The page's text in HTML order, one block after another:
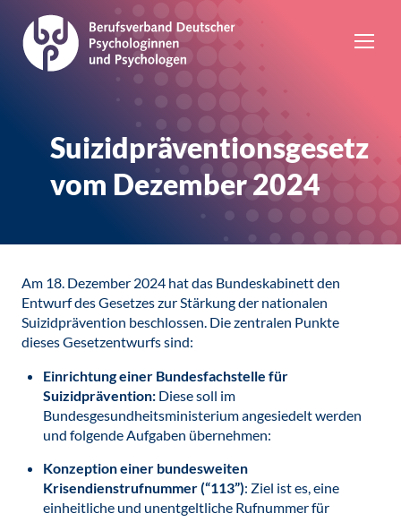
Suizidpräventionsgesetz
vom Dezember 2024
Am 18. Dezember 2024 hat das Bundeskabinett den
Entwurf des Gesetzes zur Stärkung der nationalen
Suizidprävention beschlossen. Die zentralen Punkte
dieses Gesetzentwurfs sind:
Einrichtung einer Bundesfachstelle für
Suizidprävention: Diese soll im
Bundesgesundheitsministerium angesiedelt werden
und folgende Aufgaben übernehmen:
Konzeption einer bundesweiten
Krisendienstrufnummer (“113”): Ziel ist es, eine
einheitliche und unentgeltliche Rufnummer für